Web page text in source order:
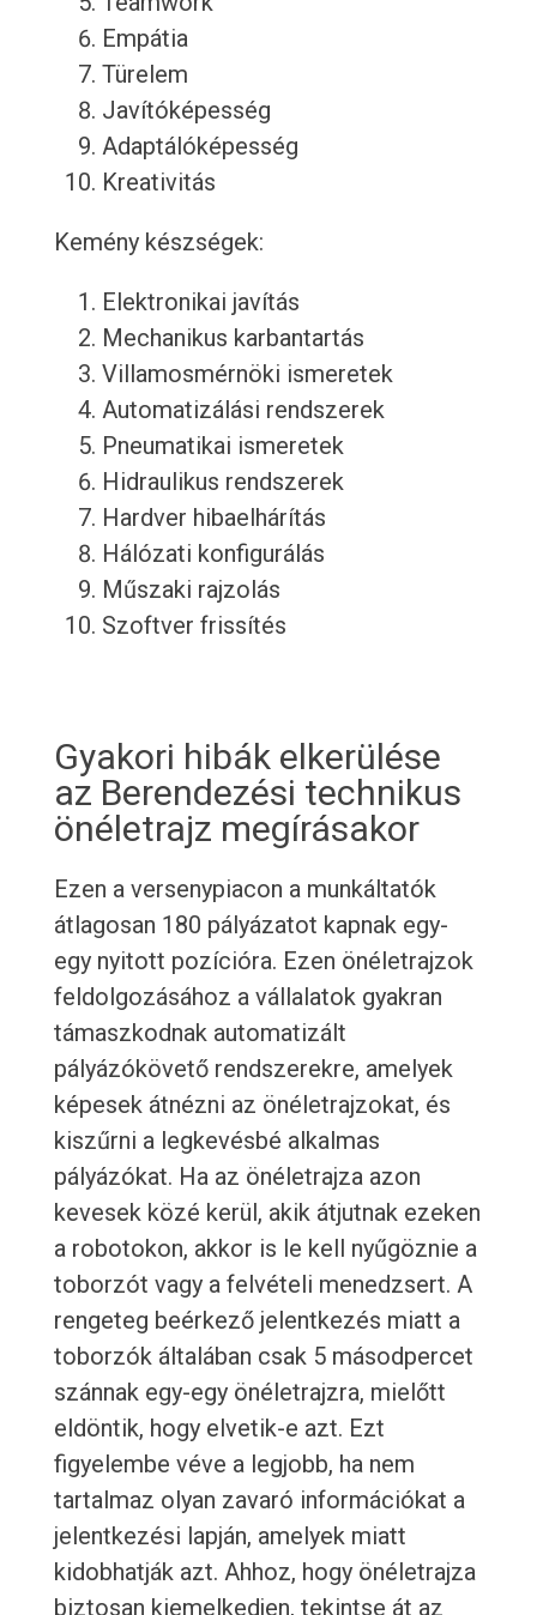
Empátia
Türelem
Javítóképesség
Adaptálóképesség
Kreativitás
Kemény készségek:
Elektronikai javítás
Mechanikus karbantartás
Villamosmérnöki ismeretek
Automatizálási rendszerek
Pneumatikai ismeretek
Hidraulikus rendszerek
Hardver hibaelhárítás
Hálózati konfigurálás
Műszaki rajzolás
Szoftver frissítés
Gyakori hibák elkerülése
az Berendezési technikus
önéletrajz megírásakor
Ezen a versenypiacon a munkáltatók
átlagosan 180 pályázatot kapnak egy-
egy nyitott pozícióra. Ezen önéletrajzok
feldolgozásához a vállalatok gyakran
támaszkodnak automatizált
pályázókövető rendszerekre, amelyek
képesek átnézni az önéletrajzokat, és
kiszűrni a legkevésbé alkalmas
pályázókat. Ha az önéletrajza azon
kevesek közé kerül, akik átjutnak ezeken
a robotokon, akkor is le kell nyűgöznie a
toborzót vagy a felvételi menedzsert. A
rengeteg beérkező jelentkezés miatt a
toborzók általában csak 5 másodpercet
szánnak egy-egy önéletrajzra, mielőtt
eldöntik, hogy elvetik-e azt. Ezt
figyelembe véve a legjobb, ha nem
tartalmaz olyan zavaró információkat a
jelentkezési lapján, amelyek miatt
kidobhatják azt. Ahhoz, hogy önéletrajza
biztosan kiemelkedjen, tekintse át az